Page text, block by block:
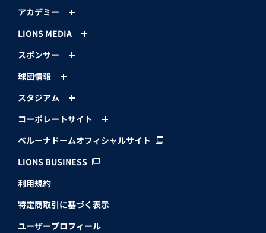
アカデミー
LIONS MEDIA
スポンサー
球団情報
スタジアム
コーポレートサイト
ベルーナドームオフィシャルサイト
LIONS BUSINESS
利用規約
特定商取引に基づく表示
ユーザープロフィール